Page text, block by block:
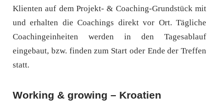
Klienten auf dem Projekt- & Coaching-Grundstück mit
und erhalten die Coachings direkt vor Ort. Tägliche
Coachingeinheiten werden in den Tagesablauf
eingebaut, bzw. finden zum Start oder Ende der Treffen
statt.
Working & growing – Kroatien